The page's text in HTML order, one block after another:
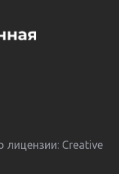
лицензии: Creative